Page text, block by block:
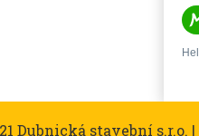
Dubnická stavební